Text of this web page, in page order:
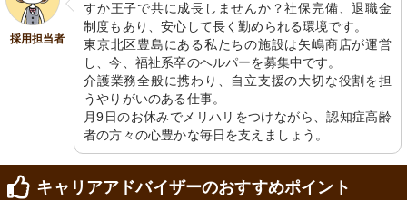
共有スペース
屋外の息抜きに利用できる、ビル群を
望むテラスです。適度な開放感があ
り、ゆったりとした時間を過ごせそう
共有スペース
明るく開放的な空間で、壁にはアート
が飾られています。フカフカのソファ
が心地よい憩いの場を提供していま
す。
採用担当者
すか王子で共に成長しませんか？社保完備、退職金
制度もあり、安心して長く勤められる環境です。
東京北区豊島にある私たちの施設は矢嶋商店が運営
し、今、福祉系卒のヘルパーを募集中です。
介護業務全般に携わり、自立支援の大切な役割を担
うやりがいのある仕事。
月9日のお休みでメリハリをつけながら、認知症高齢
者の方々の心豊かな毎日を支えましょう。
キャリアアドバイザーのおすすめポイント